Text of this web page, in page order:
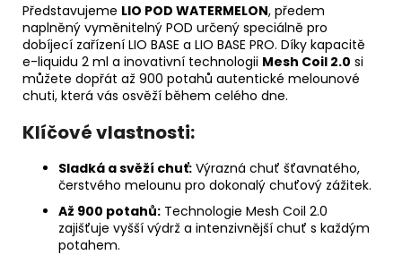
Představujeme LIO POD WATERMELON, předem
naplněný vyměnitelný POD určený speciálně pro
dobíjecí zařízení LIO BASE a LIO BASE PRO. Díky kapacitě
e-liquidu 2 ml a inovativní technologii Mesh Coil 2.0 si
můžete dopřát až 900 potahů autentické melounové
chuti, která vás osvěží během celého dne.
Klíčové vlastnosti:
Sladká a svěží chuť: Výrazná chuť šťavnatého,
čerstvého melounu pro dokonalý chuťový zážitek.
Až 900 potahů: Technologie Mesh Coil 2.0
zajišťuje vyšší výdrž a intenzivnější chuť s každým
potahem.